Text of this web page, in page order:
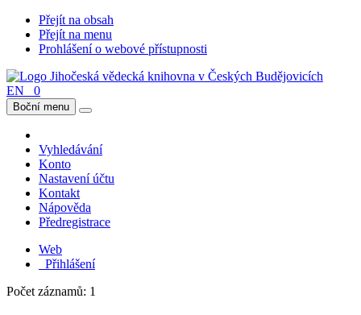
Přejít na obsah
Přejít na menu
Prohlášení o webové přístupnosti
EN 0
Boční menu
Vyhledávání
Konto
Nastavení účtu
Kontakt
Nápověda
Předregistrace
Web
Přihlášení
Počet záznamů: 1